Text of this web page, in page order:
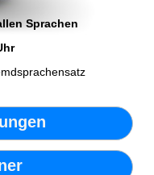
Sprachen